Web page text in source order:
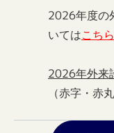
2026年度の
いてはこちら
2026年外来
（赤字・赤